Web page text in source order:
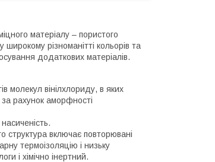
матеріалу – пористого
різноманітті кольорів та
додаткових матеріалів.
молекул вінілхлориду, в яких
за рахунок аморфності
структура включає повторювані
термоізоляцію і низьку
і хімічно інертний.